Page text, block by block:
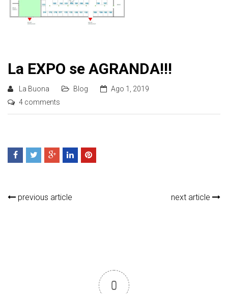
La EXPO se AGRANDA!!!
La Buona Blog
Ago 1, 2019
4 comments
previous article next article
0